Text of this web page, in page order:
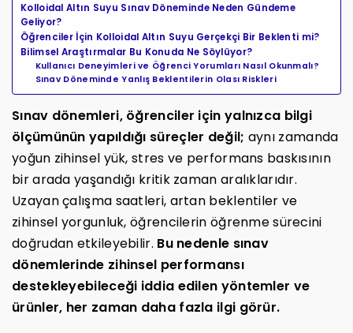
Kolloidal Altın Suyu Sınav Döneminde Neden Gündeme
Geliyor?
Öğrenciler İçin Kolloidal Altın Suyu Gerçekçi Bir Beklenti mi?
Bilimsel Araştırmalar Bu Konuda Ne Söylüyor?
Kullanıcı Deneyimleri ve Öğrenci Yorumları Nasıl Okunmalı?
Sınav Döneminde Yanlış Beklentilerin Olası Riskleri
Sınav dönemleri, öğrenciler için yalnızca bilgi
ölçümünün yapıldığı süreçler değil; aynı zamanda
yoğun zihinsel yük, stres ve performans baskısının
bir arada yaşandığı kritik zaman aralıklarıdır.
Uzayan çalışma saatleri, artan beklentiler ve
zihinsel yorgunluk, öğrencilerin öğrenme sürecini
doğrudan etkileyebilir. Bu nedenle sınav
dönemlerinde zihinsel performansı
destekleyebileceği iddia edilen yöntemler ve
ürünler, her zaman daha fazla ilgi görür.